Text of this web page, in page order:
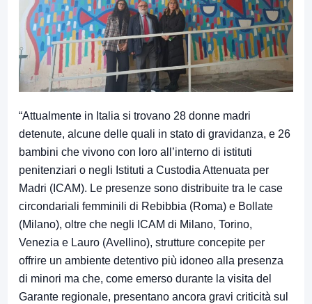
“Attualmente in Italia si trovano 28 donne madri
detenute, alcune delle quali in stato di gravidanza, e 26
bambini che vivono con loro all’interno di istituti
penitenziari o negli Istituti a Custodia Attenuata per
Madri (ICAM). Le presenze sono distribuite tra le case
circondariali femminili di Rebibbia (Roma) e Bollate
(Milano), oltre che negli ICAM di Milano, Torino,
Venezia e Lauro (Avellino), strutture concepite per
offrire un ambiente detentivo più idoneo alla presenza
di minori ma che, come emerso durante la visita del
Garante regionale, presentano ancora gravi criticità sul